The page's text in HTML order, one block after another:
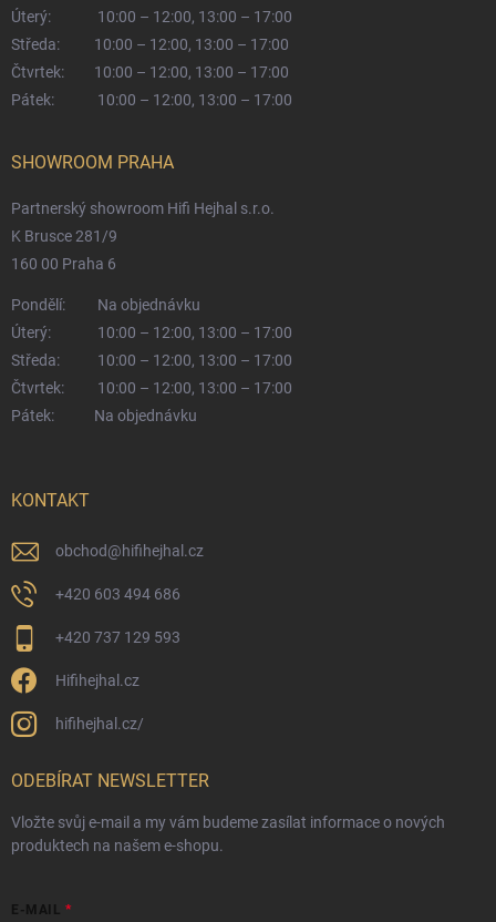
Úterý:
10:00 – 12:00, 13:00 – 17:00
Středa:
10:00 – 12:00, 13:00 – 17:00
Čtvrtek:
10:00 – 12:00, 13:00 – 17:00
Pátek:
10:00 – 12:00, 13:00 – 17:00
SHOWROOM PRAHA
Partnerský showroom Hifi Hejhal s.r.o.
K Brusce 281/9
160 00 Praha 6
Pondělí:
Na objednávku
Úterý:
10:00 – 12:00, 13:00 – 17:00
Středa:
10:00 – 12:00, 13:00 – 17:00
Čtvrtek:
10:00 – 12:00, 13:00 – 17:00
Pátek:
Na objednávku
KONTAKT
obchod@hifihejhal.cz
+420 603 494 686
+420 737 129 593
Hifihejhal.cz
hifihejhal.cz/
ODEBÍRAT NEWSLETTER
Vložte svůj e-mail a my vám budeme zasílat informace o nových
produktech na našem e-shopu.
E-MAIL